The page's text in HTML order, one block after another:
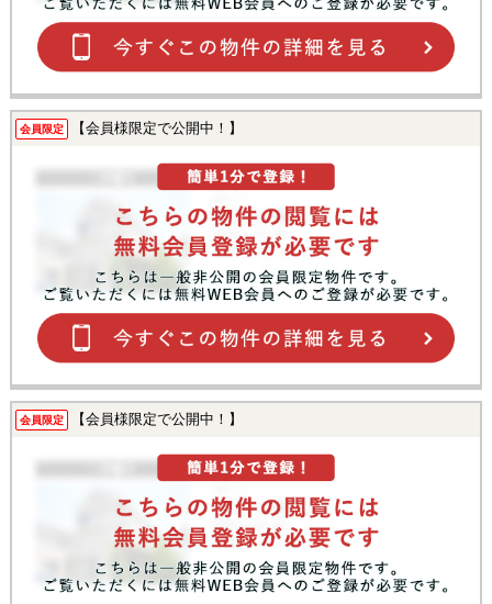
会員限定 【会員様限定で公開中！】
会員限定 【会員様限定で公開中！】